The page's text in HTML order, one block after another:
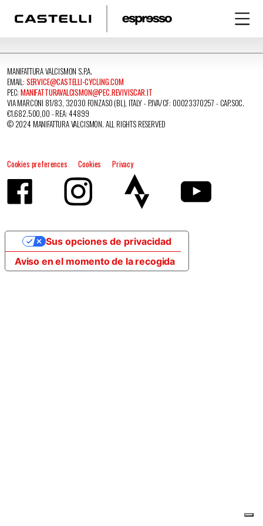
MANIFATTURA VALCISMON S.P.A.
EMAIL: SERVICE@CASTELLI-CYCLING.COM
PEC:MANIFATTURAVALCISMON@PEC.REVIVISCAR.IT
VIA MARCONI 81/83, 32030 FONZASO (BL), ITALY - P.IVA/CF: 00023370257 - CAP.SOC.
€1.682.500,00 - REA: 44899
© 2024 MANIFATTURA VALCISMON. ALL RIGHTS RESERVED
Cookies preferences Cookies Privacy
Aviso en el momento de la recogida
Sus opciones de privacidad